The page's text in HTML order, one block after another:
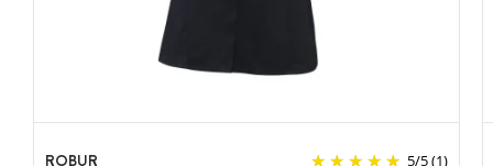
ROBUR 5/5(1)